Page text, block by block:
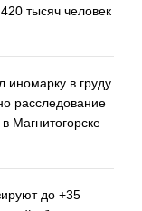
тысяч человек
иномарку в груду
расследование
Магнитогорске
до +35